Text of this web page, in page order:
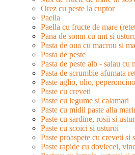
Orez cu peste la cuptor
Paella
Paella cu fructe de mare
Pana de somn cu unt si
Pasta de oua cu macrou si
Pasta de peste
Pasta de peste alb - salau cu
Pasta de scrumbie afumata
Paste aglio, olio,
Paste cu creveti
Paste cu legume si calamari
Paste cu midii paste alla
Paste cu sardine, rosii si
Paste cu scoici si usturoi
Paste proaspete cu creveti si
Paste rapide cu dovlecei,